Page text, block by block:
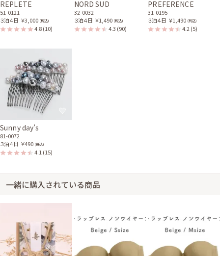
REPLETE
51-0121
３泊４日 ￥3,000 (税込)
4.8(10)
NORD SUD
32-0032
３泊４日 ￥1,490 (税込)
4.3 (90)
PREFERENCE
31-0195
３泊４日 ￥1,490 (税込)
4.2 (5)
Sunny day’s
81-0072
３泊４日 ￥490 (税込)
4.1 (15)
一緒に購入されている商品